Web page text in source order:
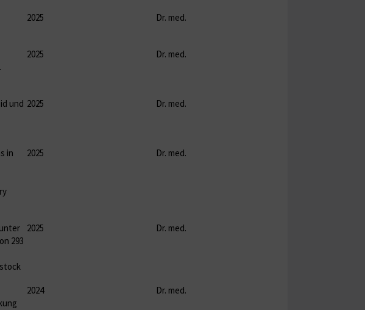
2025 Dr. med.
2025 Dr. med.
und 2025 Dr. med.
in
2025 Dr. med.
293
2025 Dr. med.
2024 Dr. med.